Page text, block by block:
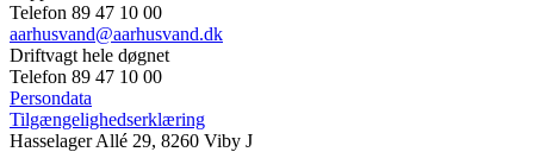
Telefon 89 47 10 00
aarhusvand@aarhusvand.dk
Driftvagt hele døgnet
Telefon 89 47 10 00
Persondata
Tilgængelighedserklæring
Hasselager Allé 29, 8260 Viby J